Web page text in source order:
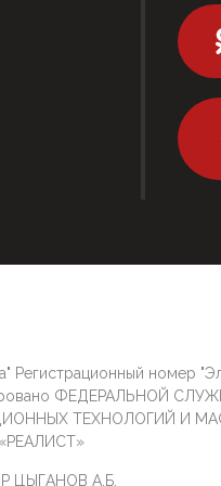
Регистрационный номер
ФЕДЕРАЛЬНОЙ
ТЕХНОЛОГИЙ И
ЦЫГАНОВ А.Б.